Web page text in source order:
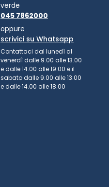
verde
045 7862000
oppure
scrivici su Whatsapp
Contattaci dal lunedì al
venerdì dalle 9.00 alle 13.00
e dalle 14.00 alle 19.00 e il
sabato dalle 9.00 alle 13.00
e dalle 14.00 alle 18.00